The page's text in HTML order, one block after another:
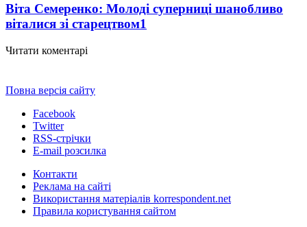
Віта Семеренко: Молоді суперниці шанобливо
віталися зі старецтвом1
Читати коментарі
Повна версія сайту
Facebook
Twitter
RSS-стрічки
E-mail розсилка
Контакти
Реклама на сайті
Використання матеріалів korrespondent.net
Правила користування сайтом